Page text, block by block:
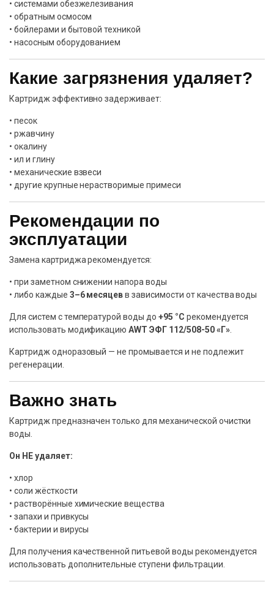
• системами обезжелезивания
• обратным осмосом
• бойлерами и бытовой техникой
• насосным оборудованием
Какие загрязнения удаляет?
Картридж эффективно задерживает:
• песок
• ржавчину
• окалину
• ил и глину
• механические взвеси
• другие крупные нерастворимые примеси
Рекомендации по
эксплуатации
Замена картриджа рекомендуется:
• при заметном снижении напора воды
• либо каждые 3–6 месяцевв зависимости от качества воды
Для систем с температурой воды до +95 °C рекомендуется
использовать модификациюAWT ЭФГ 112/508-50 «Г».
Картридж одноразовый — не промывается и не подлежит
регенерации.
Важно знать
Картридж предназначен только для механической очистки
воды.
Он НЕ удаляет:
• хлор
• соли жёсткости
• растворённые химические вещества
• запахи и привкусы
• бактерии и вирусы
Для получения качественной питьевой воды рекомендуется
использовать дополнительные ступени фильтрации.